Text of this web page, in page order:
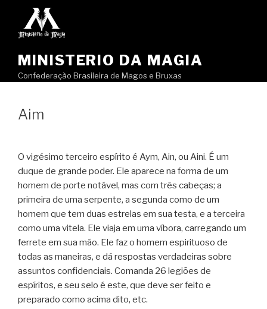
MINISTERIO DA MAGIA
Confederação Brasileira de Magos e Bruxas
Aim
O vigésimo terceiro espírito é Aym, Ain, ou Aini. É um
duque de grande poder. Ele aparece na forma de um
homem de porte notável, mas com três cabeças; a
primeira de uma serpente, a segunda como de um
homem que tem duas estrelas em sua testa, e a terceira
como uma vitela. Ele viaja em uma víbora, carregando um
ferrete em sua mão. Ele faz o homem espirituoso de
todas as maneiras, e dá respostas verdadeiras sobre
assuntos confidenciais. Comanda 26 legiões de
espíritos, e seu selo é este, que deve ser feito e
preparado como acima dito, etc.